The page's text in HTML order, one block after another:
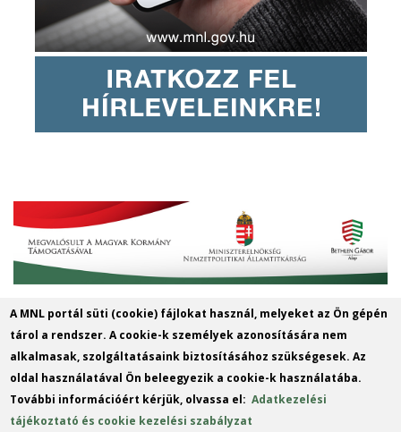
Magyar Nemzeti Levéltár Győr-Moson-
Sopron Vármegye Győri Levéltára
9022 Győr, Liszt Ferenc u. 13.
Telefon: +36 96 312424
A MNL portál süti (cookie) fájlokat használ, melyeket az Ön gépén
tárol a rendszer. A cookie-k személyek azonosítására nem
alkalmasak, szolgáltatásaink biztosításához szükségesek. Az
oldal használatával Ön beleegyezik a cookie-k használatába.
További információért kérjük, olvassa el:Adatkezelési
tájékoztató és cookie kezelési szabályzat